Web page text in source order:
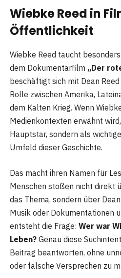
Wiebke Reed in
Öffentlichkeit
Wiebke Reed taucht
dem Dokumentarfilm „Der
beschäftigt sich mit Dean
Rolle zwischen Amerika,
dem Kalten Krieg. Wenn
Medienkontexten erwähnt
Hauptstar, sondern als
Umfeld dieser Geschichte.
Das macht ihren Namen für
Menschen stoßen nicht direkt
das Thema, sondern über
Musik oder Dokumentationen
entsteht die Frage: Wer war
Leben? Genau diese
Beitrag beantworten, ohne
oder falsche Versprechen zu